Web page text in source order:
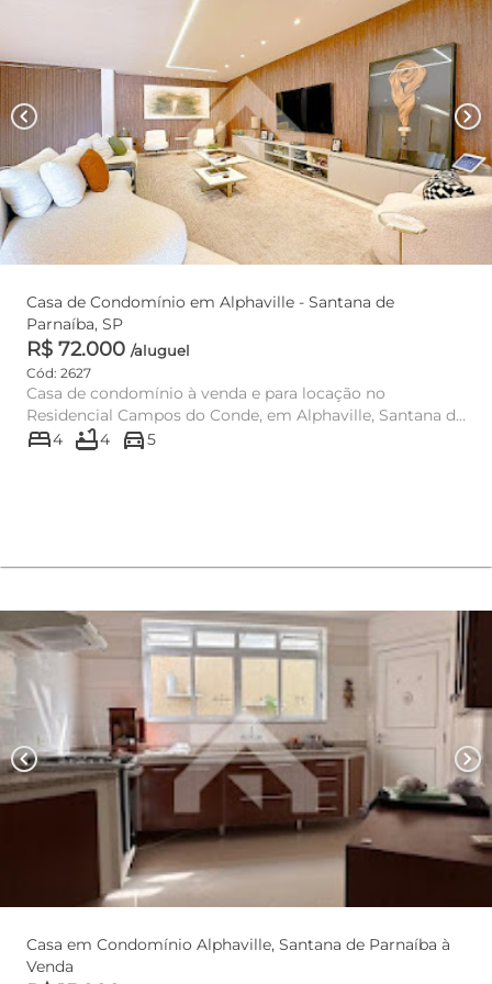
chevron_left chevron_right
Casa de Condomínio em Alphaville - Santana de
Parnaíba, SP
R$ 72.000 /aluguel
Cód: 2627
Casa de condomínio à venda e para locação no
Residencial Campos do Conde, em Alphaville, Santana de
Parnaíba, com 4 dor...
bed4 bathtub4 directions_car5
chevron_left chevron_right
Casa em Condomínio Alphaville, Santana de Parnaíba à
Venda